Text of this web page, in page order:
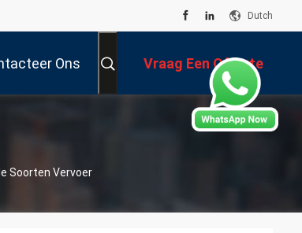
Dutch
Ons Vraag Een Offerte
Aan
Soorten Vervoer